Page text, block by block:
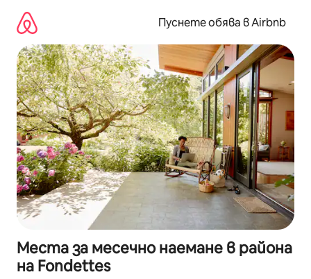
съдържанието
Пуснете обява в Airbnb
Места за месечно наемане в района
на Fondettes